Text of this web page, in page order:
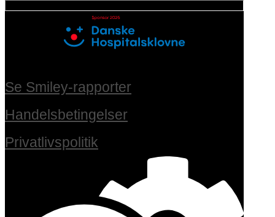
Se Smiley-rapporter
Handelsbetingelser
Privatlivspolitik